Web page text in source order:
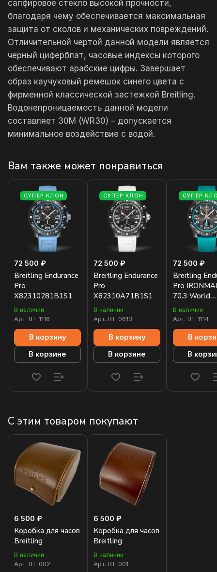
сапфировое стекло высокой прочности,
благодаря чему обеспечивается максимальная
защита от сколов и механических повреждений.
Отличительной чертой данной модели является
черный циферблат, часовые индексы которого
обеспечивают арабские цифры. Завершает
образ каучуковый ремешок синего цвета с
фирменной классической застежкой Breitling.
Водонепроницаемость данной модели
составляет 30М (WR30) – допускается
минимальное воздействие с водой.
Вам также может понравиться
СУПЕР КЛОН
72 500 ₽
Breitling Endurance
Pro
X82310281B1S1
В наличии
Арт. BT-1116
В корзину
В корзине
СУПЕР КЛОН
72 500 ₽
Breitling Endurance
Pro
X82310A71B1S1
В наличии
Арт. BT-0613
В корзину
В корзине
СУПЕР
72 500 ₽
Breitling
Pro
70.3 World
Breitlight®
В наличии
Арт. BT-1114
В
В
С этим товаром покупают
6 500 ₽
Коробка для часов
Breitling
В наличии
Арт. BT-002
6 500 ₽
Коробка для часов
Breitling
В наличии
Арт. BT-001